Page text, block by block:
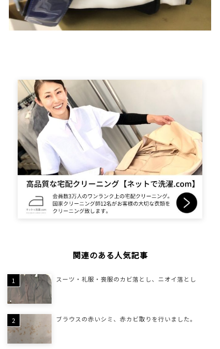
関連のある人気記事
スーツ・礼服・喪服のカビ落とし、ニオイ落とし
ブラウスの赤いシミ、赤カビ取りを行いました。